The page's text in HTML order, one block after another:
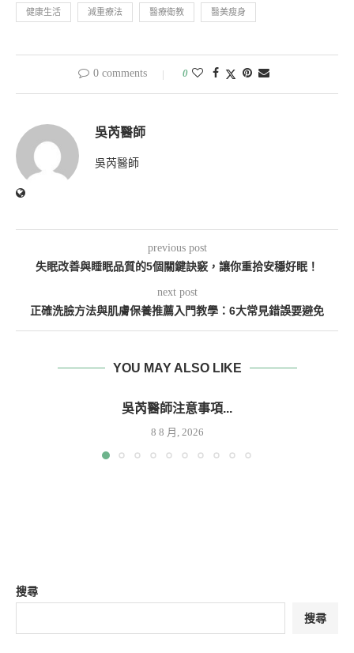
健康生活 減重療法 醫療衛教 醫美瘦身
0 comments 0
吳芮醫師
吳芮醫師
previous post
失眠改善與睡眠品質的5個關鍵訣竅，讓你重拾安穩好眠！
next post
正確洗臉方法與肌膚保養推薦入門教學：6大常見錯誤要避免
YOU MAY ALSO LIKE
吳芮醫師注意事項...
8 8 月, 2026
搜尋
搜尋